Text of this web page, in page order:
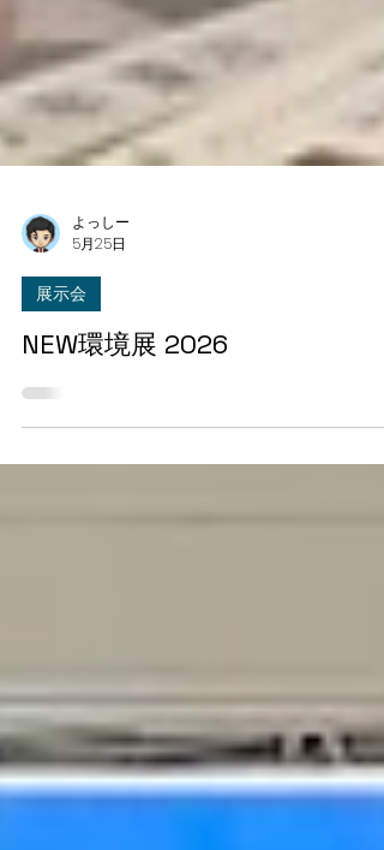
よっしー
5月25日
展示会
NEW環境展 2026